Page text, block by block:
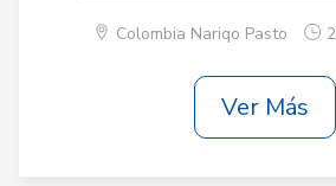
Colombia Nariqo Pasto
Ver Más